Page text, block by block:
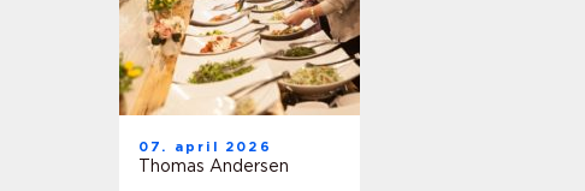
07. april 2026
Thomas Andersen